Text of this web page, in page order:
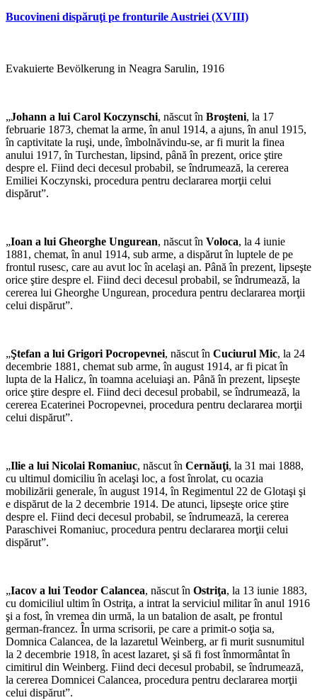
Bucovineni dispăruţi pe fronturile Austriei (XVIII)
Evakuierte Bevölkerung in Neagra Sarulin, 1916
„Johann a lui Carol Koczynschi, născut în Broşteni, la 17
februarie 1873, chemat la arme, în anul 1914, a ajuns, în anul 1915,
în captivitate la ruşi, unde, îmbolnăvindu-se, ar fi murit la finea
anului 1917, în Turchestan, lipsind, până în prezent, orice ştire
despre el. Fiind deci decesul probabil, se îndrumează, la cererea
Emiliei Koczynski, procedura pentru declararea morţii celui
dispărut”.
„Ioan a lui Gheorghe Ungurean, născut în Voloca, la 4 iunie
1881, chemat, în anul 1914, sub arme, a dispărut în luptele de pe
frontul rusesc, care au avut loc în acelaşi an. Până în prezent, lipseşte
orice ştire despre el. Fiind deci decesul probabil, se îndrumează, la
cererea lui Gheorghe Ungurean, procedura pentru declararea morţii
celui dispărut”.
„Ştefan a lui Grigori Pocropevnei, născut în Cuciurul Mic, la 24
decembrie 1881, chemat sub arme, în august 1914, ar fi picat în
lupta de la Halicz, în toamna aceluiaşi an. Până în prezent, lipseşte
orice ştire despre el. Fiind deci decesul probabil, se îndrumează, la
cererea Ecaterinei Pocropevnei, procedura pentru declararea morţii
celui dispărut”.
„Ilie a lui Nicolai Romaniuc, născut în Cernăuţi, la 31 mai 1888,
cu ultimul domiciliu în acelaşi loc, a fost înrolat, cu ocazia
mobilizării generale, în august 1914, în Regimentul 22 de Glotaşi şi
e dispărut de la 2 decembrie 1914. De atunci, lipseşte orice ştire
despre el. Fiind deci decesul probabil, se îndrumează, la cererea
Paraschivei Romaniuc, procedura pentru declararea morţii celui
dispărut”.
„Iacov a lui Teodor Calancea, născut în Ostriţa, la 13 iunie 1883,
cu domiciliul ultim în Ostriţa, a intrat la serviciul militar în anul 1916
şi a fost, în vremea din urmă, la un batalion de asalt, pe frontul
german-francez. În urma scrisorii, pe care a primit-o soţia sa,
Domnica Calancea, de la lazaretul Weinberg, ar fi murit susnumitul
la 2 decembrie 1918, în acest lazaret, şi să fi fost înmormântat în
cimitirul din Weinberg. Fiind deci decesul probabil, se îndrumează,
la cererea Domnicei Calancea, procedura pentru declararea morţii
celui dispărut”.